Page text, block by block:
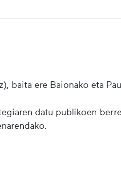
baita ere Baionako eta
datu publikoen